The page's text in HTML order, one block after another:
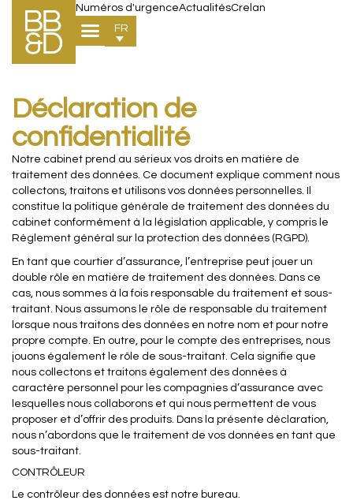
Numéros d'urgenceActualitésCrelan
FR
Déclaration de
confidentialité
Notre cabinet prend au sérieux vos droits en matière de
traitement des données. Ce document explique comment nous
collectons, traitons et utilisons vos données personnelles. Il
constitue la politique générale de traitement des données du
cabinet conformément à la législation applicable, y compris le
Règlement général sur la protection des données (RGPD).
En tant que courtier d’assurance, l’entreprise peut jouer un
double rôle en matière de traitement des données. Dans ce
cas, nous sommes à la fois responsable du traitement et sous-
traitant. Nous assumons le rôle de responsable du traitement
lorsque nous traitons des données en notre nom et pour notre
propre compte. En outre, pour le compte des entreprises, nous
jouons également le rôle de sous-traitant. Cela signifie que
nous collectons et traitons également des données à
caractère personnel pour les compagnies d’assurance avec
lesquelles nous collaborons et qui nous permettent de vous
proposer et d’offrir des produits. Dans la présente déclaration,
nous n’abordons que le traitement de vos données en tant que
sous-traitant.
CONTRÔLEUR
Le contrôleur des données est notre bureau.